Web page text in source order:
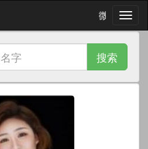
微信
搜索